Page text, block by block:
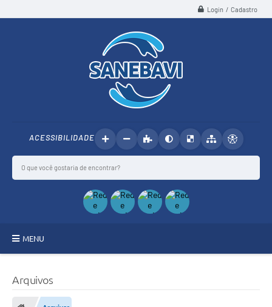
Login / Cadastro
ACESSIBILIDADE
MENU
Arquivos